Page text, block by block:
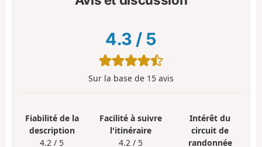
4.3 / 5
Sur la base de 15 avis
Fiabilité de la
description
4.2 / 5
Facilité à suivre
l'itinéraire
4.2 / 5
Intérêt du
circuit de
randonnée